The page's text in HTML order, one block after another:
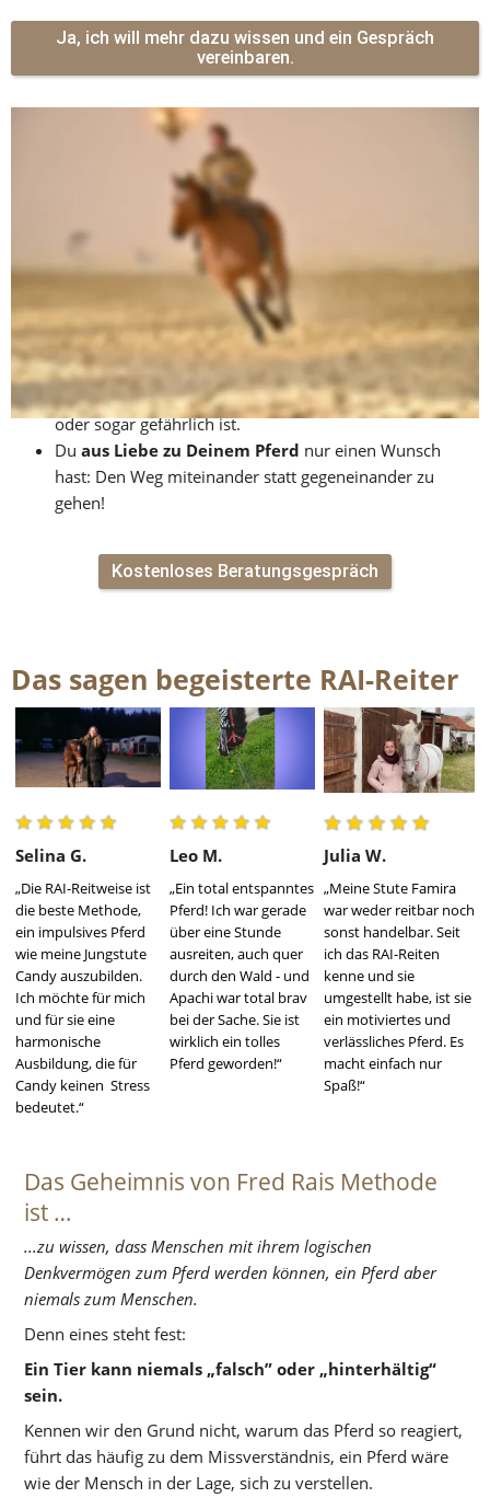
Ja, ich will mehr dazu wissen und ein Gespräch
vereinbaren.
Du bist genau richtig bei uns, wenn Du...
am Anfang Deiner magischen Reise
Dein Pferd wirklich verstehen möchtest, um im Einklang
mit ihm zu sein.
Reiterfahrung hast und lernen möchtest,
schmerzfrei und ohne Zwang zu führen, um so die
Beziehung mit Deinem Pferd auf das nächste Level zu
heben.
voller Sorge bist, weil Dein Pferd macht, was es will,
oder sogar gefährlich ist.
Du aus Liebe zu Deinem Pferd nur einen Wunsch
hast: Den Weg miteinander statt gegeneinander zu
gehen!
Kostenloses Beratungsgespräch
Das sagen begeisterte RAI-Reiter
Selina G. Leo M. Julia W.
„Die RAI-Reitweise ist
die beste Methode,
ein impulsives Pferd
wie meine Jungstute
Candy auszubilden.
Ich möchte für mich
und für sie eine
harmonische
Ausbildung, die für
Candy keinen  Stress
bedeutet.“
„Ein total entspanntes
Pferd! Ich war gerade
über eine Stunde
ausreiten, auch quer
durch den Wald - und
Apachi war total brav
bei der Sache. Sie ist
wirklich ein tolles
Pferd geworden!“
„Meine Stute Famira
war weder reitbar noch
sonst handelbar. Seit
ich das RAI-Reiten
kenne und sie
umgestellt habe, ist sie
ein motiviertes und
verlässliches Pferd. Es
macht einfach nur
Spaß!“
Das Geheimnis von Fred Rais Methode
ist …
...zu wissen, dass Menschen mit ihrem logischen
Denkvermögen zum Pferd werden können, ein Pferd aber
niemals zum Menschen.
Denn eines steht fest:
Ein Tier kann niemals „falsch” oder „hinterhältig“
sein.
Kennen wir den Grund nicht, warum das Pferd so reagiert,
führt das häufig zu dem Missverständnis, ein Pferd wäre
wie der Mensch in der Lage, sich zu verstellen.